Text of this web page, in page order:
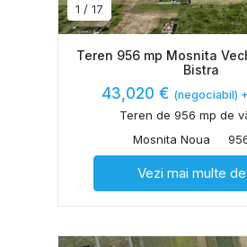
1 / 17
Teren 956 mp Mosnita
Bistra
43,020 € (negociabil)
Teren de 956 mp de
Mosnita Noua
Vezi mai multe